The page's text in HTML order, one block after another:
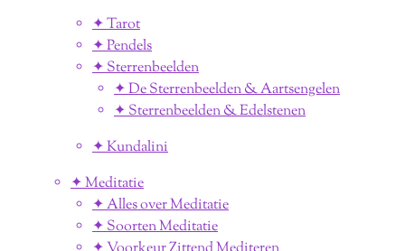
✦ Tarot
✦ Pendels
✦ Sterrenbeelden
✦ De Sterrenbeelden & Aartsengelen
✦ Sterrenbeelden & Edelstenen
✦ Kundalini
✦ Meditatie
✦ Alles over Meditatie
✦ Soorten Meditatie